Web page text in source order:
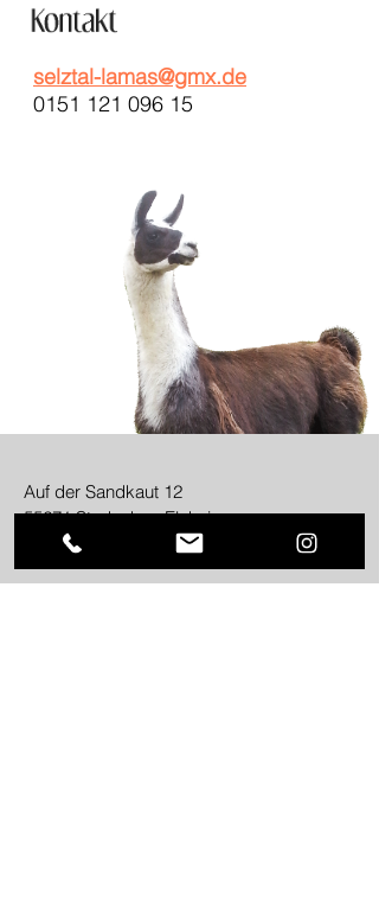
selztal-lamas@gmx.de
0151 121 096 15
Auf der Sandkaut 12
55271 Stadecken-Elsheim